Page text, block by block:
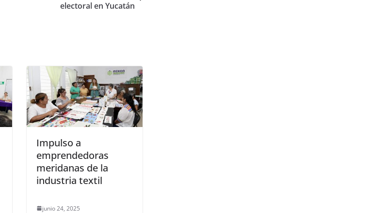
electoral en Yucatán
Impulso a
emprendedoras
meridanas de la
industria textil
junio 24, 2025